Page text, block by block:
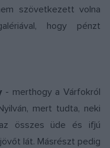
szövetkezett volna
hogy pénzt
- merthogy a Várfokról
mert tudta, neki
összes üde és ifjú
lát. Másrészt pedig